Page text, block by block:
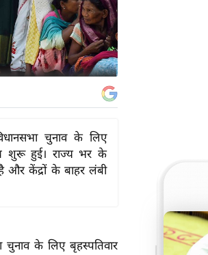
चुनाव के लिए
शुरू हुई। राज्य भर के
और केंद्रों के बाहर लंबी
चुनाव के लिए बृहस्पतिवार